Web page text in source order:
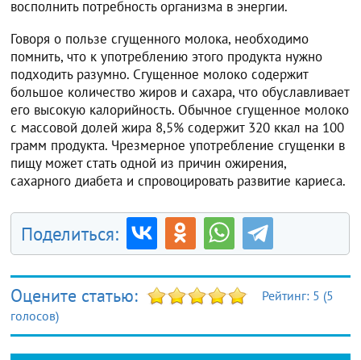
восполнить потребность организма в энергии.
Говоря о пользе сгущенного молока, необходимо
помнить, что к употреблению этого продукта нужно
подходить разумно. Сгущенное молоко содержит
большое количество жиров и сахара, что обуславливает
его высокую калорийность. Обычное сгущенное молоко
с массовой долей жира 8,5% содержит 320 ккал на 100
грамм продукта. Чрезмерное употребление сгущенки в
пищу может стать одной из причин ожирения,
сахарного диабета и спровоцировать развитие кариеса.
Поделиться:
Оцените статью: Рейтинг: 5 (5
голосов)